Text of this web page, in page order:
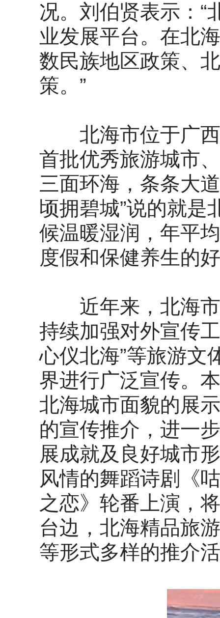
况。刘伯贤表示：“
业发展平台。在北
数民族地区政策、
策。”
北海市位于广西
首批优秀旅游城市
三面环海，条条大
顷拥碧城”说的就是
候温暖湿润，年平
度假和保健养生的
近年来，北海市
持续加强对外宣传
心仪北海”等旅游文
界进行广泛宣传。
北海城市面貌的展
的宣传推介，进一
展成就及良好城市
风情的舞蹈诗剧《
之恋》轮番上演，
台边，北海精品旅
等形式多样的推介